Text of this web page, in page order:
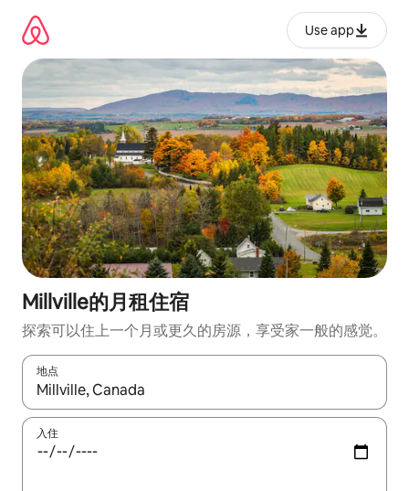
Use app
Millville的月租住宿
探索可以住上一个月或更久的房源，享受家一般的感觉。
地点
如有搜索结果，请使用上下方向键查看，或通过点击或滑动手势
入住